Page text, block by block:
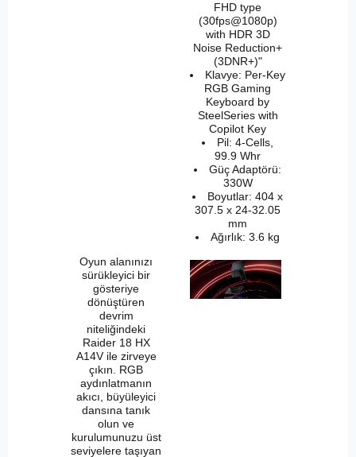
FHD type
(30fps@1080p)
with HDR 3D
Noise Reduction+
(3DNR+)"
Klavye: Per-Key
RGB Gaming
Keyboard by
SteelSeries with
Copilot Key
Pil: 4-Cells,
99.9 Whr
Güç Adaptörü:
330W
Boyutlar: 404 x
307.5 x 24-32.05
mm
Ağırlık: 3.6 kg
Oyun alanınızı
sürükleyici bir
gösteriye
dönüştüren
devrim
niteliğindeki
Raider 18 HX
A14V ile zirveye
çıkın. RGB
aydınlatmanın
akıcı, büyüleyici
dansına tanık
olun ve
kurulumunuzu üst
seviyelere taşıyan